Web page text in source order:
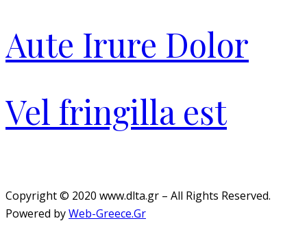
Aute Irure Dolor
Vel fringilla est
Copyright © 2020 www.dlta.gr – All Rights Reserved.
Powered byWeb-Greece.Gr